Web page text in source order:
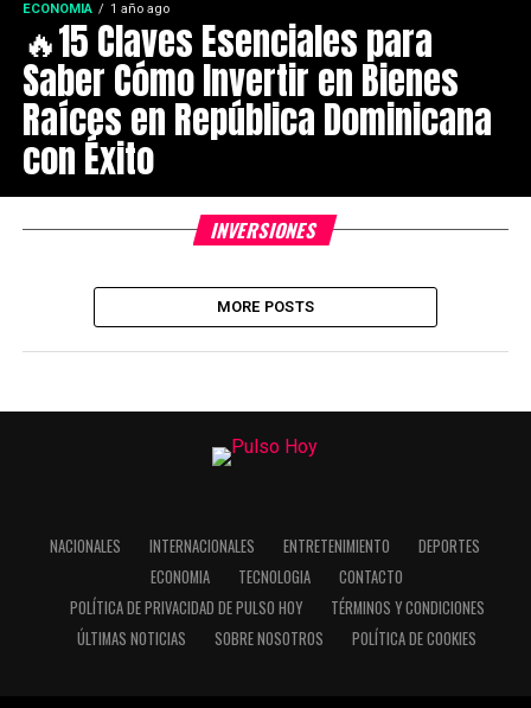
ECONOMIA 1 año ago
🔥15 Claves Esenciales para
Saber Cómo Invertir en Bienes
Raíces en República Dominicana
con Éxito
INVERSIONES
MORE POSTS
NACIONALES INTERNACIONALES ENTRETENIMIENTO
DEPORTES
ECONOMIA
TECNOLOGIA
CONTACTO
POLÍTICA DE PRIVACIDAD DE PULSO HOY
TÉRMINOS Y CONDICIONES
ÚLTIMAS NOTICIAS
SOBRE NOSOTROS POLÍTICA DE COOKIES